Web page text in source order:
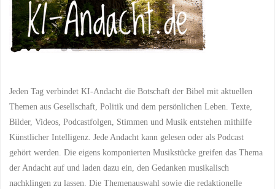
Jeden Tag verbindet KI-Andacht die Botschaft der Bibel mit aktuellen
Themen aus Gesellschaft, Politik und dem persönlichen Leben. Texte,
Bilder, Videos, Podcastfolgen, Stimmen und Musik entstehen mithilfe
Künstlicher Intelligenz. Jede Andacht kann gelesen oder als Podcast
gehört werden. Die eigens komponierten Musikstücke greifen das Thema
der Andacht auf und laden dazu ein, den Gedanken musikalisch
nachklingen zu lassen. Die Themenauswahl sowie die redaktionelle